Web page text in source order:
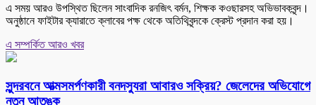
এ সময় আরও উপস্থিত ছিলেন সাংবাদিক রনজিৎ বর্মন, শিক্ষক কওছারসহ অভিভাবকবৃন্দ।
অনুষ্ঠানে ফাইটার ক্যারাতে ক্লাবের পক্ষ থেকে অতিথিবৃন্দকে ক্রেস্ট প্রদান করা হয়।
এ সম্পর্কিত আরও খবর
সুন্দরবনে আত্মসমর্পণকারী বনদস্যুরা আবারও সক্রিয়? জেলেদের অভিযোগে
নতুন আতঙ্ক